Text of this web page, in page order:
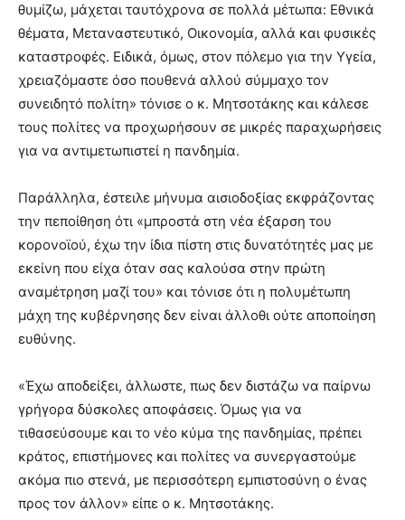
θυμίζω, μάχεται ταυτόχρονα σε πολλά μέτωπα: Εθνικά
θέματα, Μεταναστευτικό, Οικονομία, αλλά και φυσικές
καταστροφές. Ειδικά, όμως, στον πόλεμο για την Υγεία,
χρειαζόμαστε όσο πουθενά αλλού σύμμαχο τον
συνειδητό πολίτη» τόνισε ο κ. Μητσοτάκης και κάλεσε
τους πολίτες να προχωρήσουν σε μικρές παραχωρήσεις
για να αντιμετωπιστεί η πανδημία.
Παράλληλα, έστειλε μήνυμα αισιοδοξίας εκφράζοντας
την πεποίθηση ότι «μπροστά στη νέα έξαρση του
κορονοϊού, έχω την ίδια πίστη στις δυνατότητές μας με
εκείνη που είχα όταν σας καλούσα στην πρώτη
αναμέτρηση μαζί του» και τόνισε ότι η πολυμέτωπη
μάχη της κυβέρνησης δεν είναι άλλοθι ούτε αποποίηση
ευθύνης.
«Έχω αποδείξει, άλλωστε, πως δεν διστάζω να παίρνω
γρήγορα δύσκολες αποφάσεις. Όμως για να
τιθασεύσουμε και το νέο κύμα της πανδημίας, πρέπει
κράτος, επιστήμονες και πολίτες να συνεργαστούμε
ακόμα πιο στενά, με περισσότερη εμπιστοσύνη ο ένας
προς τον άλλον» είπε ο κ. Μητσοτάκης.